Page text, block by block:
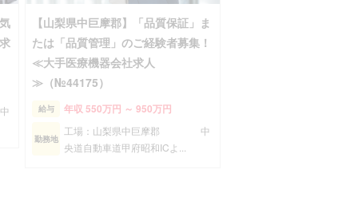
【山梨県中巨摩郡】「品質保証」ま
たは「品質管理」のご経験者募集！
≪大手医療機器会社求人
≫（№44175）
給与 年収 550万円 ～ 950万円
勤務地
工場：山梨県中巨摩郡 中
央道自動車道甲府昭和ICよ...